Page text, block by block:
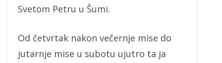
Svetom Petru u Šumi.
Od četvrtak nakon večernje mise do
jutarnje mise u subotu ujutro ta ja